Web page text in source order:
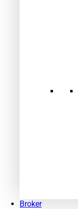
Broker